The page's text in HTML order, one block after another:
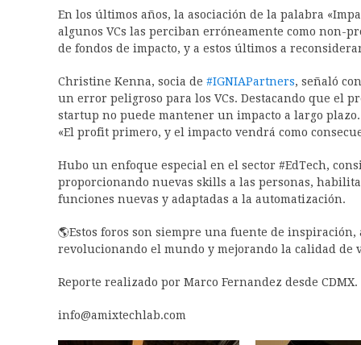
En los últimos años, la asociación de la palabra
algunos VCs las perciban erróneamente como non-
de fondos de impacto, y a estos últimos a
Christine Kenna, socia de #IGNIAPartners, señaló
un error peligroso para los VCs. Destacando que el
startup no puede mantener un impacto a largo plazo.
«El profit primero, y el impacto vendrá como
Hubo un enfoque especial en el sector #EdTech,
proporcionando nuevas skills a las personas,
funciones nuevas y adaptadas a la automatización.
🌎Estos foros son siempre una fuente de
revolucionando el mundo y mejorando la calidad de
Reporte realizado por Marco Fernandez desde CDMX.
info@amixtechlab.com